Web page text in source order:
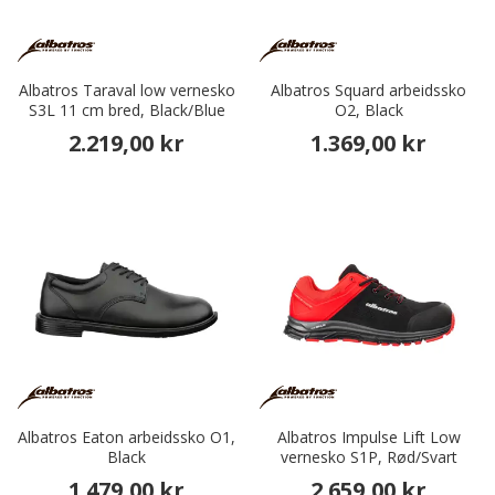
Albatros Taraval low vernesko
S3L 11 cm bred, Black/Blue
2.219,00 kr
Albatros Squard arbeidssko
O2, Black
1.369,00 kr
Albatros Eaton arbeidssko O1,
Black
Albatros Impulse Lift Low
vernesko S1P, Rød/Svart